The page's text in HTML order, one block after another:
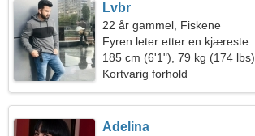
Lvbr
22 år gammel, Fiskene
Fyren leter etter en kjæreste
185 cm (6'1"), 79 kg (174 lbs)
Kortvarig forhold
Adelina